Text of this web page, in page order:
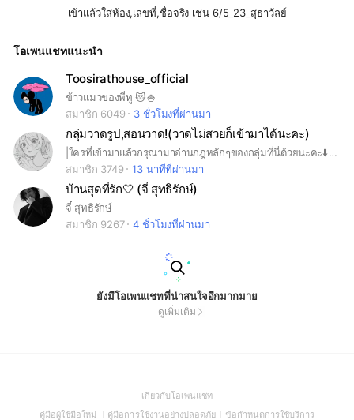
เข้าแล้วใส่ห้อง,เลขที่,ชื่อจริง เช่น 6/5_23_สุธาวัลย์
โอเพนแชทแนะนำ
Toosirathouse_official
ข้าวแมวของพี่ทู 😻🍚
สมาชิก 6049
3 ชั่วโมงที่ผ่านมา
กลุ่มวาดรูป,สอนวาด!(วาดไม่สวยก็เข้ามาได้นะคะ)
|ใครที่เข้ามาแล้วกรุณามาอ่านกฎหลักๆของกลุ่มที่นี่ด้วยนะคะ⬇️ 1.ห้ามทะเลาะกัน,พิมพ์คำหยาบ 2.ห้ามสแปมเพราะอาจทำให้บางคนรำคาญจนเกิดการทะเลาะกัน 3.ห้ามส่งลิงก์18+,เว็บพนันหรือเรื่องที่เกี่ยวกับการเงินยกเว้นลิงก์เพลงต่างๆ,ผลงานวาดรูปบนแอพต่างๆ 4.ห้ามก๊อปงานคนอื่นแล้วมาอ้างว่าเป็นของตน ***ถ้าใครเจอกรุณาแจ้งแอดมิน,เจ้าของกลุ่มโดยการ@แอดมาน้าถ้าใครไม่มีไฟในการวาดรูปพวกเราพร้อมจะให้กำลังใจ,ซัพพอร์ตให้คำแนะนำกำลังใจแล้วก็พลังบวกที่ดีต่อทุกๆคนแล้วถ้าใครที่วาดรูปไม่สวยเดี๋ยวจะสร้างห้องอีกห้องเพื่อเป็นการสอนอนาโตมี่หรือลงสีต่างๆลงเงาที่ตนอยาก แล้วถ้ามีสีลงเงาก็จะเอามาแชร์เอามาแจกเพื่อนๆทุกคนน้า❤️
สมาชิก 3749
13 นาทีที่ผ่านมา
บ้านสุดที่รัก🤍 (จี๋ สุทธิรักษ์)
จี๋ สุทธิรักษ์
สมาชิก 9267
4 ชั่วโมงที่ผ่านมา
ยังมีโอเพนแชทที่น่าสนใจอีกมากมาย
ดูเพิ่มเติม
เกี่ยวกับโอเพนแชท(Open
in
คู่มือผู้ใช้มือใหม่ (Open
คู่มือการใช้งานอย่างปลอดภัย(Open
ข้อกำหนดการใช้บริการ(Open